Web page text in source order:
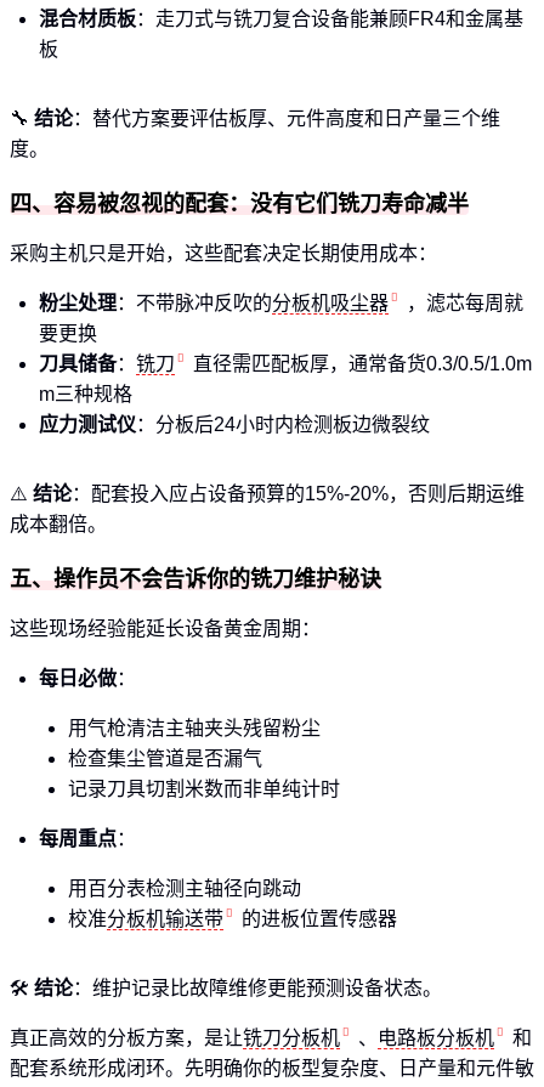
混合材质板：走刀式与铣刀复合设备能兼顾FR4和金属基
板
🔧 结论：替代方案要评估板厚、元件高度和日产量三个维
度。
四、容易被忽视的配套：没有它们铣刀寿命减半
采购主机只是开始，这些配套决定长期使用成本：
粉尘处理：不带脉冲反吹的分板机吸尘器
，滤芯每周就
要更换
刀具储备： 铣刀
直径需匹配板厚，通常备货0.3/0.5/1.0m
m三种规格
应力测试仪：分板后24小时内检测板边微裂纹
⚠️ 结论：配套投入应占设备预算的15%-20%，否则后期运维
成本翻倍。
五、操作员不会告诉你的铣刀维护秘诀
这些现场经验能延长设备黄金周期：
每日必做：
用气枪清洁主轴夹头残留粉尘
检查集尘管道是否漏气
记录刀具切割米数而非单纯计时
每周重点：
用百分表检测主轴径向跳动
校准分板机输送带 的进板位置传感器
🛠️ 结论：维护记录比故障维修更能预测设备状态。
真正高效的分板方案，是让铣刀分板机 、 电路板分板机
和
配套系统形成闭环。先明确你的板型复杂度、日产量和元件敏